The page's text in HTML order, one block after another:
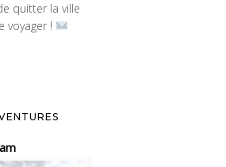
quitter la ville
voyager !